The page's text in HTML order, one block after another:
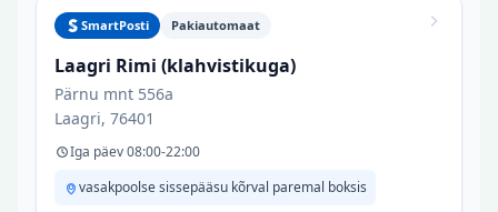
SmartPosti Pakiautomaat
Laagri Rimi (klahvistikuga)
Pärnu mnt 556a
Laagri, 76401
Iga päev 08:00-22:00
vasakpoolse sissepääsu kõrval paremal boksis